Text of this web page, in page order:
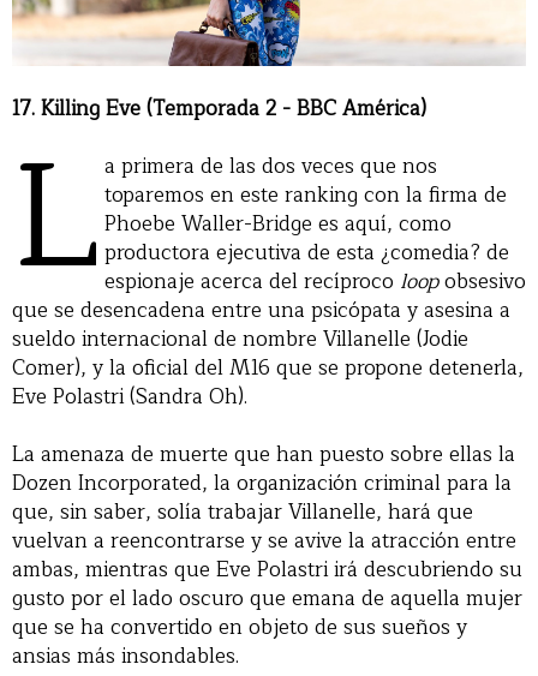
17. Killing Eve (Temporada 2 - BBC América)
L a primera de las dos veces que nos
toparemos en este ranking con la firma de
Phoebe Waller-Bridge es aquí, como
productora ejecutiva de esta ¿comedia? de
espionaje acerca del recíproco loopobsesivo
que se desencadena entre una psicópata y asesina a
sueldo internacional de nombre Villanelle (Jodie
Comer), y la oficial del M16 que se propone detenerla,
Eve Polastri (Sandra Oh).
La amenaza de muerte que han puesto sobre ellas la
Dozen Incorporated, la organización criminal para la
que, sin saber, solía trabajar Villanelle, hará que
vuelvan a reencontrarse y se avive la atracción entre
ambas, mientras que Eve Polastri irá descubriendo su
gusto por el lado oscuro que emana de aquella mujer
que se ha convertido en objeto de sus sueños y
ansias más insondables.